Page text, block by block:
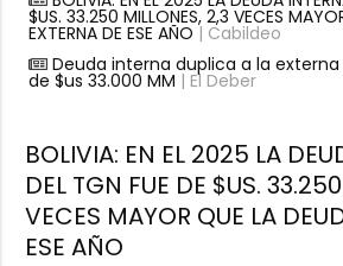
$US. 33.250 MILLONES, 2,3 VECES
EXTERNA DE ESE AÑO | Cabildeo
Deuda interna duplica a la
de $us 33.000 MM | El Deber
BOLIVIA: EN EL 2025 LA
DEL TGN FUE DE $US.
VECES MAYOR QUE LA
ESE AÑO